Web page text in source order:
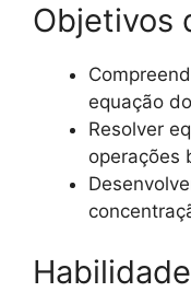
Objetivos
equação
Resolver
operações